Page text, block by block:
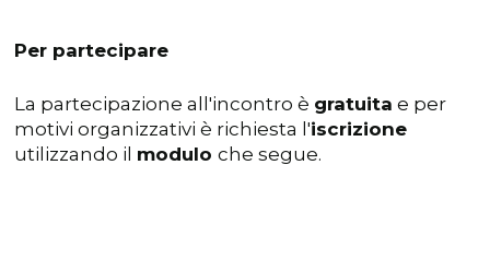
Per partecipare
La partecipazione all'incontro è gratuita e per
motivi organizzativi è richiesta l'iscrizione
utilizzando il modulo che segue.